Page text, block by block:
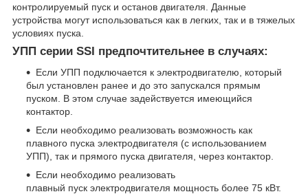
контролируемый пуск и останов двигателя. Данные
устройства могут использоваться как в легких, так и в тяжелых
условиях пуска.
УПП серии SSI предпочтительнее в случаях:
Если УПП подключается к электродвигателю, который
был установлен ранее и до это запускался прямым
пуском. В этом случае задействуется имеющийся
контактор.
Если необходимо реализовать возможность как
плавного пуска электродвигателя (с использованием
УПП), так и прямого пуска двигателя, через контактор.
Если необходимо реализовать
плавный пуск электродвигателя мощность более 75 кВт.